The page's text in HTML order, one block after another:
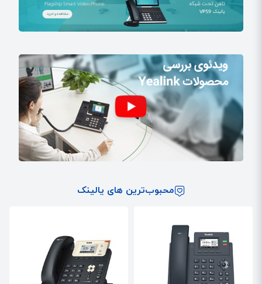
بهترین قیمت و نصب و راه‌اندازی آسان، انتخاب مناسبی برای شرکت‌های
مختلف محسوب می‌شوند. همچنین یالینک با انعطاف‌پذیری و قابلیت سازگاری
شرکت، توسعه ارتباط ویدئویی با استفاده از IP است. یالینک با توسعه
خدمات مشتریان خود، توانسته به مشاغل سرتاسر دنیا کمک کند تا به
موفقیت تجاری برسند. تیم تحقیقات این شرکت در قسمت Voip از افرادی
حرفه‌ای و باتجربه تشکیل شده که به سرعت در حال نوآوری هستند و آینده‌ای
امیدوارکننده را تضمین می‌کنند و در زمینه تحقیق و توسعه محصولات به
بهترین شکل ممکن عمل می‌کنند. همچنین گواهینامه همکاری توسط سیستم
معروف Voip را در بیش از 60 کشور جهان صادر کردند. از جمله شرکای تجاری
یالینک می‌توان به شرکت‌های بزرگی چون T-Mobile ،Telephonica ،Huawei
می‌توان به پاناسونیک و گرند استریم اشاره کرد. در این میان انواع
تلفن گرنداستریم هم در شرکت ایده آل گستر به فروش می‌رسد.
محبوب‌ترین های یالینک